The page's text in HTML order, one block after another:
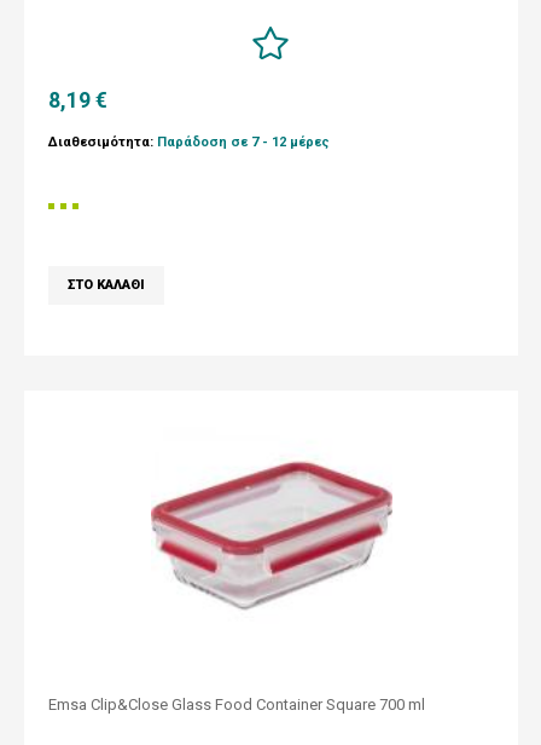
8,19 €
Διαθεσιμότητα: Παράδοση σε 7 - 12 μέρες
Emsa Clip&Close Glass Food Container Square 700 ml